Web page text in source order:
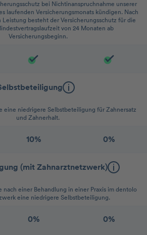
bei Nichtinanspruchnahme unserer
laufenden Versicherungsmonats kündigen. Nach
Leistung besteht der Versicherungsschutz für die
von 24 Monaten ab
Versicherungsbeginn.
eine niedrigere Selbstbeteiligung für Zahnersatz
und Zahnerhalt.
10% 0%
(mit Zahnarztnetzwerk)
nach einer Behandlung in einer Praxis im dentolo
eine niedrigere Selbstbeteiligung.
0% 0%